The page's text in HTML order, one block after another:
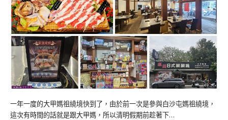
一年一度的大甲媽祖繞境快到了，由於前一次是參與白沙屯媽祖繞境，
這次有時間的話就是跟大甲媽，所以清明假期前趁著下…